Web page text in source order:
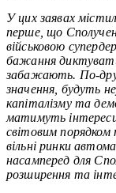
У цих заявах
перше, що
військовою
бажання диктувати
забажають. По-
значення, будуть
капіталізму та
матимуть
світовим
вільні ринки
насамперед для
розширення та